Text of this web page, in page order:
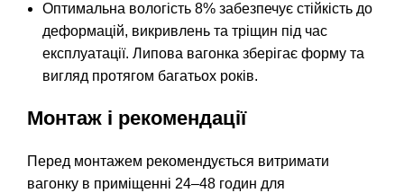
Оптимальна вологість 8% забезпечує стійкість до
деформацій, викривлень та тріщин під час
експлуатації. Липова вагонка зберігає форму та
вигляд протягом багатьох років.
Монтаж і рекомендації
Перед монтажем рекомендується витримати
вагонку в приміщенні 24–48 годин для